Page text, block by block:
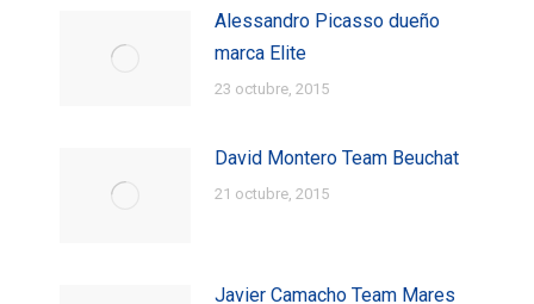
Alessandro Picasso dueño
marca Elite
23 octubre, 2015
David Montero Team Beuchat
21 octubre, 2015
Javier Camacho Team Mares